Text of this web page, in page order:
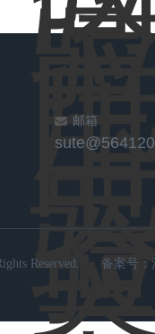
邮箱
Reserved. 备案号：